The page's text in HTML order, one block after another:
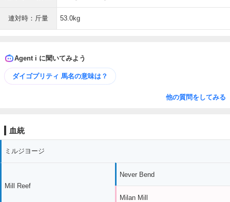
連対時：斤量 53.0kg
Agent i に聞いてみよう
ダイゴプリティ 馬名の意味は？
他の質問をしてみる
血統
ミルジヨージ
Mill Reef
Never Bend
Milan Mill